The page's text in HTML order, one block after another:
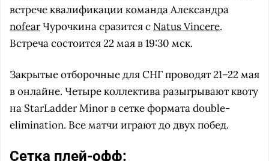
встрече квалификации команда Александра
nofearЧурочкина сразится с Natus Vincere.
Встреча состоится 22 мая в 19:30 мск.
Закрытые отборочные для СНГ проводят 21–22 мая
в онлайне. Четыре коллектива разыгрывают квоту
на StarLadder Minor в сетке формата double-
elimination. Все матчи играют до двух побед.
Сетка плей-офф: